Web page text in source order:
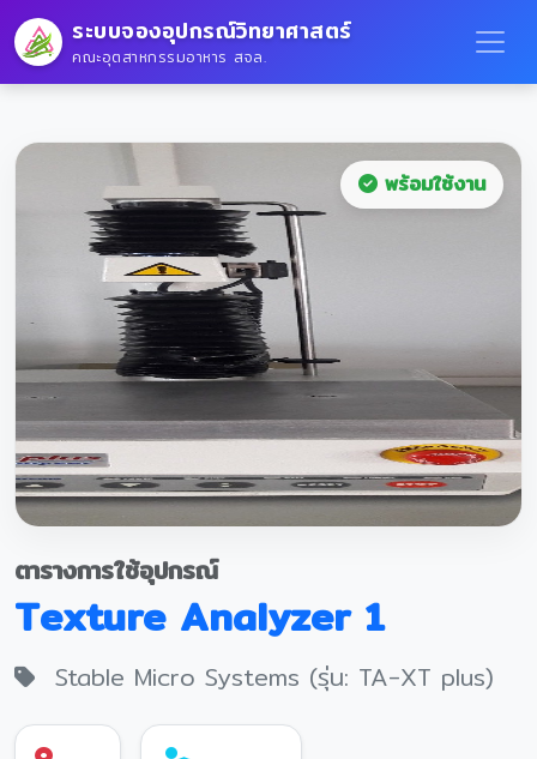
ระบบจองอุปกรณ์วิทยาศาสตร์
คณะอุตสาหกรรมอาหาร สจล.
พร้อมใช้งาน
ตารางการใช้อุปกรณ์
Texture Analyzer 1
Stable Micro Systems (รุ่น: TA-XT plus)